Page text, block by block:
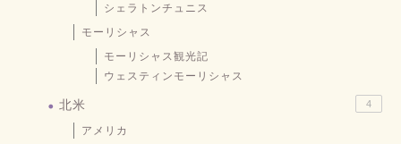
シェラトンチュニス
モーリシャス
モーリシャス観光記
ウェスティンモーリシャス
北米 4
アメリカ